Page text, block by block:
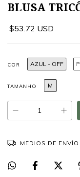
BLUSA
$53.72 USD
COR AZUL - OFF
TAMANHO M
MEDIOS DE ENVÍO